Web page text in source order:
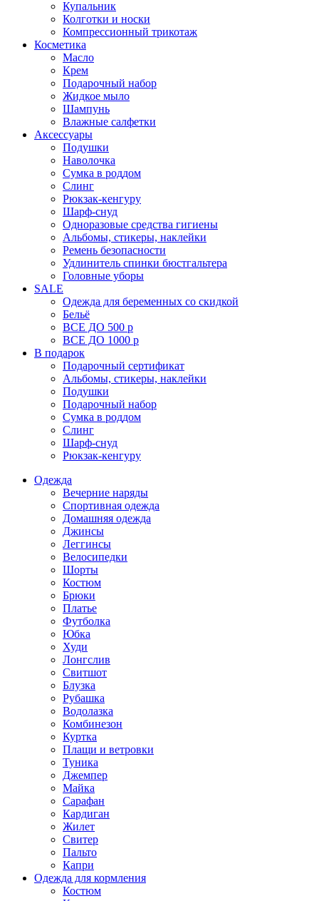
Купальник
Колготки и носки
Компрессионный трикотаж
Косметика
Масло
Крем
Подарочный набор
Жидкое мыло
Шампунь
Влажные салфетки
Аксессуары
Подушки
Наволочка
Сумка в роддом
Cлинг
Рюкзак-кенгуру
Шарф-снуд
Одноразовые средства гигиены
Альбомы, стикеры, наклейки
Ремень безопасности
Удлинитель спинки бюстгальтера
Головные уборы
SALE
Одежда для беременных со скидкой
Бельё
ВСЕ ДО 500 р
ВСЕ ДО 1000 р
В подарок
Подарочный сертификат
Альбомы, стикеры, наклейки
Подушки
Подарочный набор
Сумка в роддом
Слинг
Шарф-снуд
Рюкзак-кенгуру
Одежда
Вечерние наряды
Спортивная одежда
Домашняя одежда
Джинсы
Леггинсы
Велосипедки
Шорты
Костюм
Брюки
Платье
Футболка
Юбка
Худи
Лонгслив
Свитшот
Блузка
Рубашка
Водолазка
Комбинезон
Куртка
Плащи и ветровки
Туника
Джемпер
Майка
Сарафан
Кардиган
Жилет
Свитер
Пальто
Капри
Одежда для кормления
Костюм